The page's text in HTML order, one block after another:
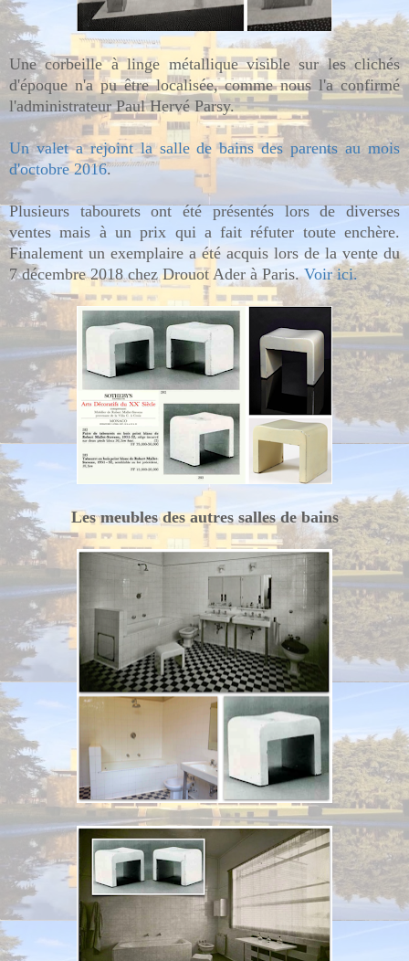
Une corbeille à linge métallique visible sur les clichés
d'époque n'a pu être localisée, comme nous l'a confirmé
l'administrateur Paul Hervé Parsy.
Un valet a rejoint la salle de bains des parents au mois
d'octobre 2016.
Plusieurs tabourets ont été présentés lors de diverses
ventes mais à un prix qui a fait réfuter toute enchère.
Finalement un exemplaire a été acquis lors de la vente du
7 décembre 2018 chez Drouot Ader à Paris.Voir ici.
Les meubles des autres salles de bains